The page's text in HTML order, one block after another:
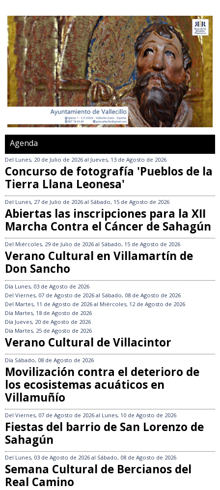
Agenda
Del Lunes, 20 de Julio de 2026 al Jueves, 13 de Agosto de 2026
Concurso de fotografía 'Pueblos de la
Tierra Llana Leonesa'
Del Lunes, 27 de Julio de 2026 al Sábado, 15 de Agosto de 2026
Abiertas las inscripciones para la XII
Marcha Contra el Cáncer de Sahagún
Del Miércoles, 29 de Julio de 2026 al Sábado, 15 de Agosto de 2026
Verano Cultural en Villamartín de
Don Sancho
Día Lunes, 03 de Agosto de 2026
Del Viernes, 07 de Agosto de 2026 al Sábado, 08 de Agosto de 2026
Del Martes, 11 de Agosto de 2026 al Miércoles, 12 de Agosto de 2026
Día Martes, 18 de Agosto de 2026
Día Jueves, 20 de Agosto de 2026
Día Martes, 25 de Agosto de 2026
Verano Cultural de Villacintor
Día Sábado, 08 de Agosto de 2026
Movilización contra el deterioro de
los ecosistemas acuáticos en
Villamuñío
Del Viernes, 07 de Agosto de 2026 al Lunes, 10 de Agosto de 2026
Fiestas del barrio de San Lorenzo de
Sahagún
Del Lunes, 03 de Agosto de 2026 al Sábado, 08 de Agosto de 2026
Semana Cultural de Bercianos del
Real Camino